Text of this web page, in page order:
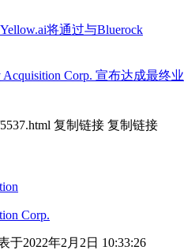
将通过与Bluerock
Corp. 宣布达成最终业
复制链接 复制链接
Corp.
于2022年2月2日 10:33:26